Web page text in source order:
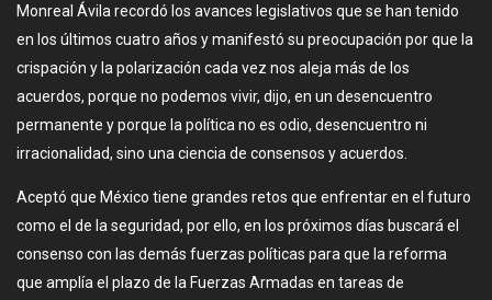
Monreal Ávila recordó los avances legislativos que se han tenido
en los últimos cuatro años y manifestó su preocupación por que la
crispación y la polarización cada vez nos aleja más de los
acuerdos, porque no podemos vivir, dijo, en un desencuentro
permanente y porque la política no es odio, desencuentro ni
irracionalidad, sino una ciencia de consensos y acuerdos.
Aceptó que México tiene grandes retos que enfrentar en el futuro
como el de la seguridad, por ello, en los próximos días buscará el
consenso con las demás fuerzas políticas para que la reforma
que amplía el plazo de la Fuerzas Armadas en tareas de